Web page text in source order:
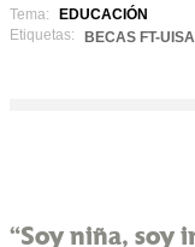
Tema:
EDUCACIÓN
Etiquetas:
BECAS FT-UISA
“Soy niña, soy